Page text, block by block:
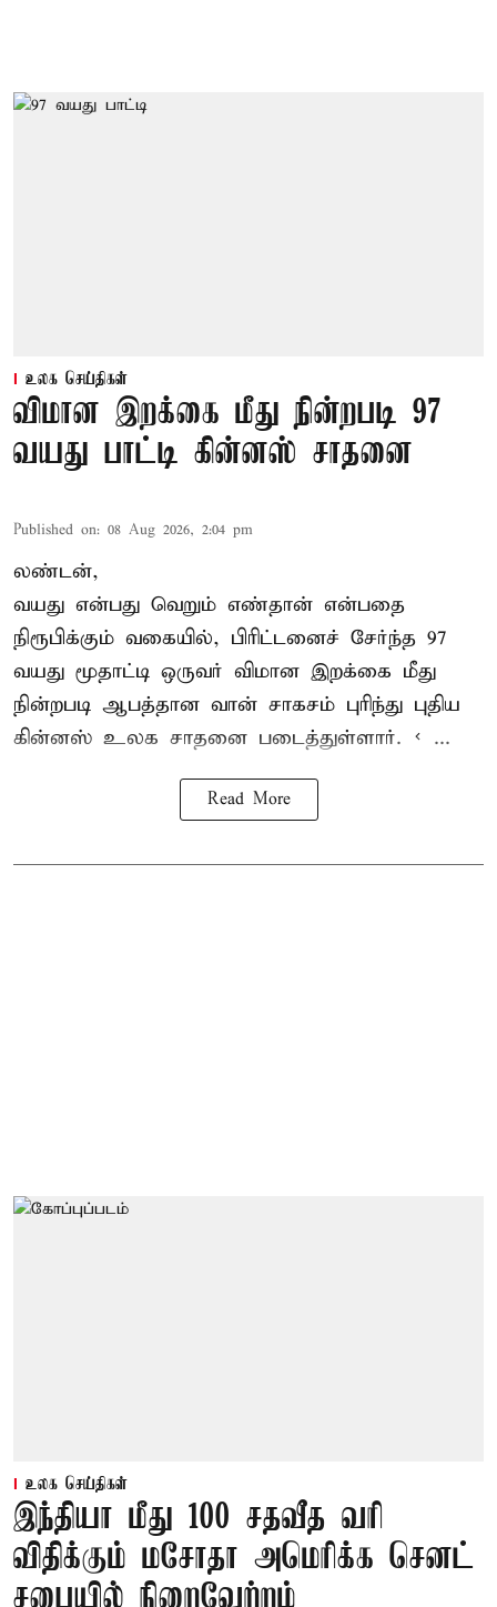
உலக செய்திகள்
விமான இறக்கை மீது நின்றபடி 97
வயது பாட்டி கின்னஸ் சாதனை
Published on: 08 Aug 2026, 2:04 pm
லண்டன்,
வயது என்பது வெறும் எண்தான் என்பதை
நிரூபிக்கும் வகையில், பிரிட்டனைச் சேர்ந்த 97
வயது மூதாட்டி ஒருவர் விமான இறக்கை மீது
நின்றபடி ஆபத்தான வான் சாகசம் புரிந்து புதிய
கின்னஸ் உலக சாதனை படைத்துள்ளார். < ...
Read More
உலக செய்திகள்
இந்தியா மீது 100 சதவீத வரி
விதிக்கும் மசோதா அமெரிக்க செனட்
சபையில் நிறைவேற்றம்